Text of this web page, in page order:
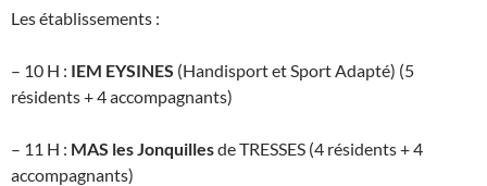
Les établissements :
– 10 H : IEM EYSINES (Handisport et Sport Adapté) (5
résidents + 4 accompagnants)
– 11 H : MAS les Jonquillesde TRESSES (4 résidents + 4
accompagnants)